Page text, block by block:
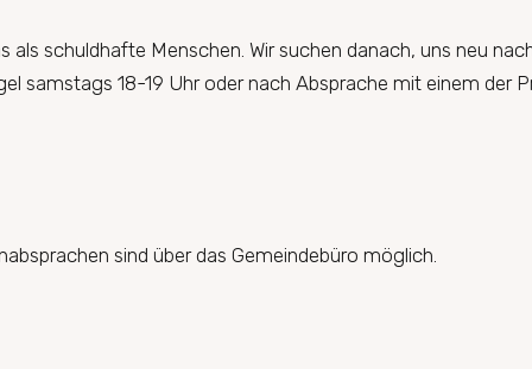
schuldhafte Menschen. Wir suchen danach, uns neu
samstags 18-19 Uhr oder nach Absprache mit einem der
sind über das Gemeindebüro möglich.